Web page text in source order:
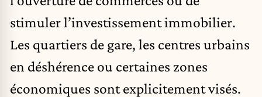
stimuler l’investissement immobilier.
Les quartiers de gare, les centres urbains
en déshérence ou certaines zones
économiques sont explicitement visés.